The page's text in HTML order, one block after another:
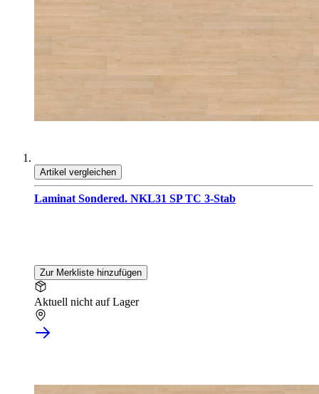
Artikel vergleichen
Laminat Sondered. NKL31 SP TC 3-Stab
Zur Merkliste hinzufügen
Aktuell nicht auf Lager